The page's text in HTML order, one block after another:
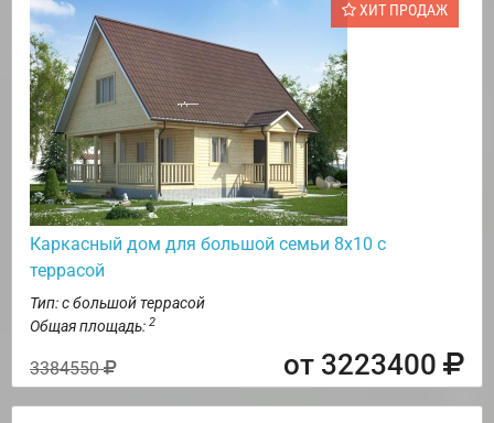
ХИТ ПРОДАЖ
Каркасный дом для большой семьи 8х10 с
террасой
Тип: с большой террасой
Общая площадь: 2
3384550 от 3223400